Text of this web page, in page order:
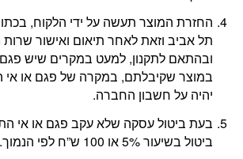
תל אביב וזאת לאחר תיאום ואישור שרות
ובהתאם לתקנון, למעט במקרים שיש
במוצר שקיבלתם, במקרה של פגם או אי
יהיה על חשבון החברה.
בעת ביטול עסקה שלא עקב פגם או אי
ביטול בשיעור 5% או 100 ש”ח לפי הנמוך.